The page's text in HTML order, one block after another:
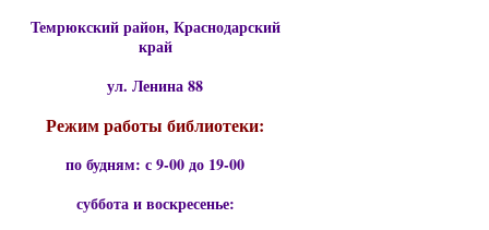
Темрюкский район, Краснодарский
край
ул. Ленина 88
Режим работы библиотеки:
по будням: с 9-00 до 19-00
суббота и воскресенье: